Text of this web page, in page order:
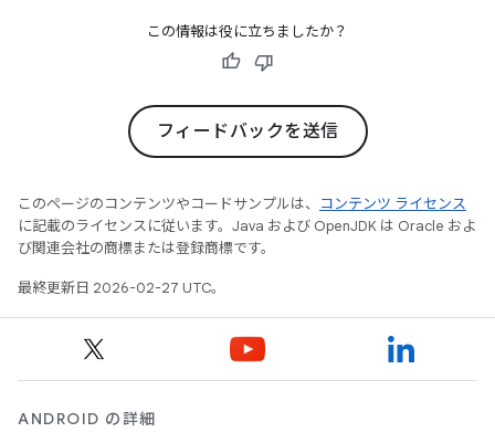
この情報は役に立ちましたか？
フィードバックを送信
このページのコンテンツやコードサンプルは、
コンテンツ ライセンス
に記載のライセンスに従います。Java および OpenJDK は Oracle およ
び関連会社の商標または登録商標です。
最終更新日 2026-02-27 UTC。
ANDROID の詳細